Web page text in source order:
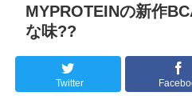
MYPROTEINの新作
な味??
Twitter